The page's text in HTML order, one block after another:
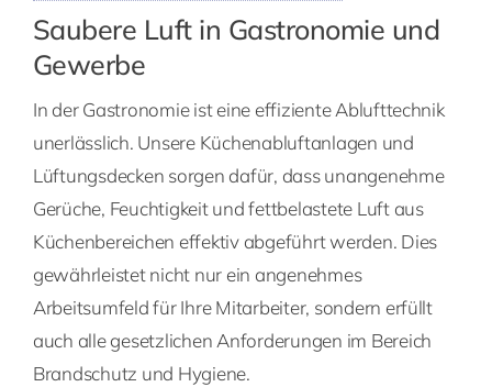
Saubere Luft in Gastronomie und
Gewerbe
In der Gastronomie ist eine effiziente Ablufttechnik
unerlässlich. Unsere Küchenabluftanlagen und
Lüftungsdecken sorgen dafür, dass unangenehme
Gerüche, Feuchtigkeit und fettbelastete Luft aus
Küchenbereichen effektiv abgeführt werden. Dies
gewährleistet nicht nur ein angenehmes
Arbeitsumfeld für Ihre Mitarbeiter, sondern erfüllt
auch alle gesetzlichen Anforderungen im Bereich
Brandschutz und Hygiene.